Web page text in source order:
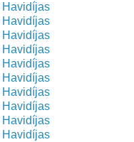
Havidíjas
Havidíjas
Havidíjas
Havidíjas
Havidíjas
Havidíjas
Havidíjas
Havidíjas
Havidíjas
Havidíjas